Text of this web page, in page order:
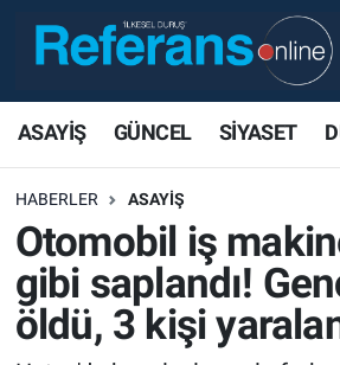
ASAYİŞ GÜNCEL SİYASET
HABERLER ASAYİŞ
Otomobil iş
gibi saplandı!
öldü, 3 kişi